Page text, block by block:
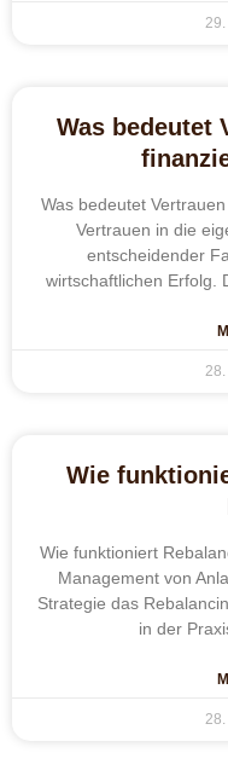
Was bedeutet
Was bedeutet
Vertrauen in die
entscheidender
wirtschaftlichen Erfolg.
Wie
Wie funktioniert
Management von
Strategie das
in der